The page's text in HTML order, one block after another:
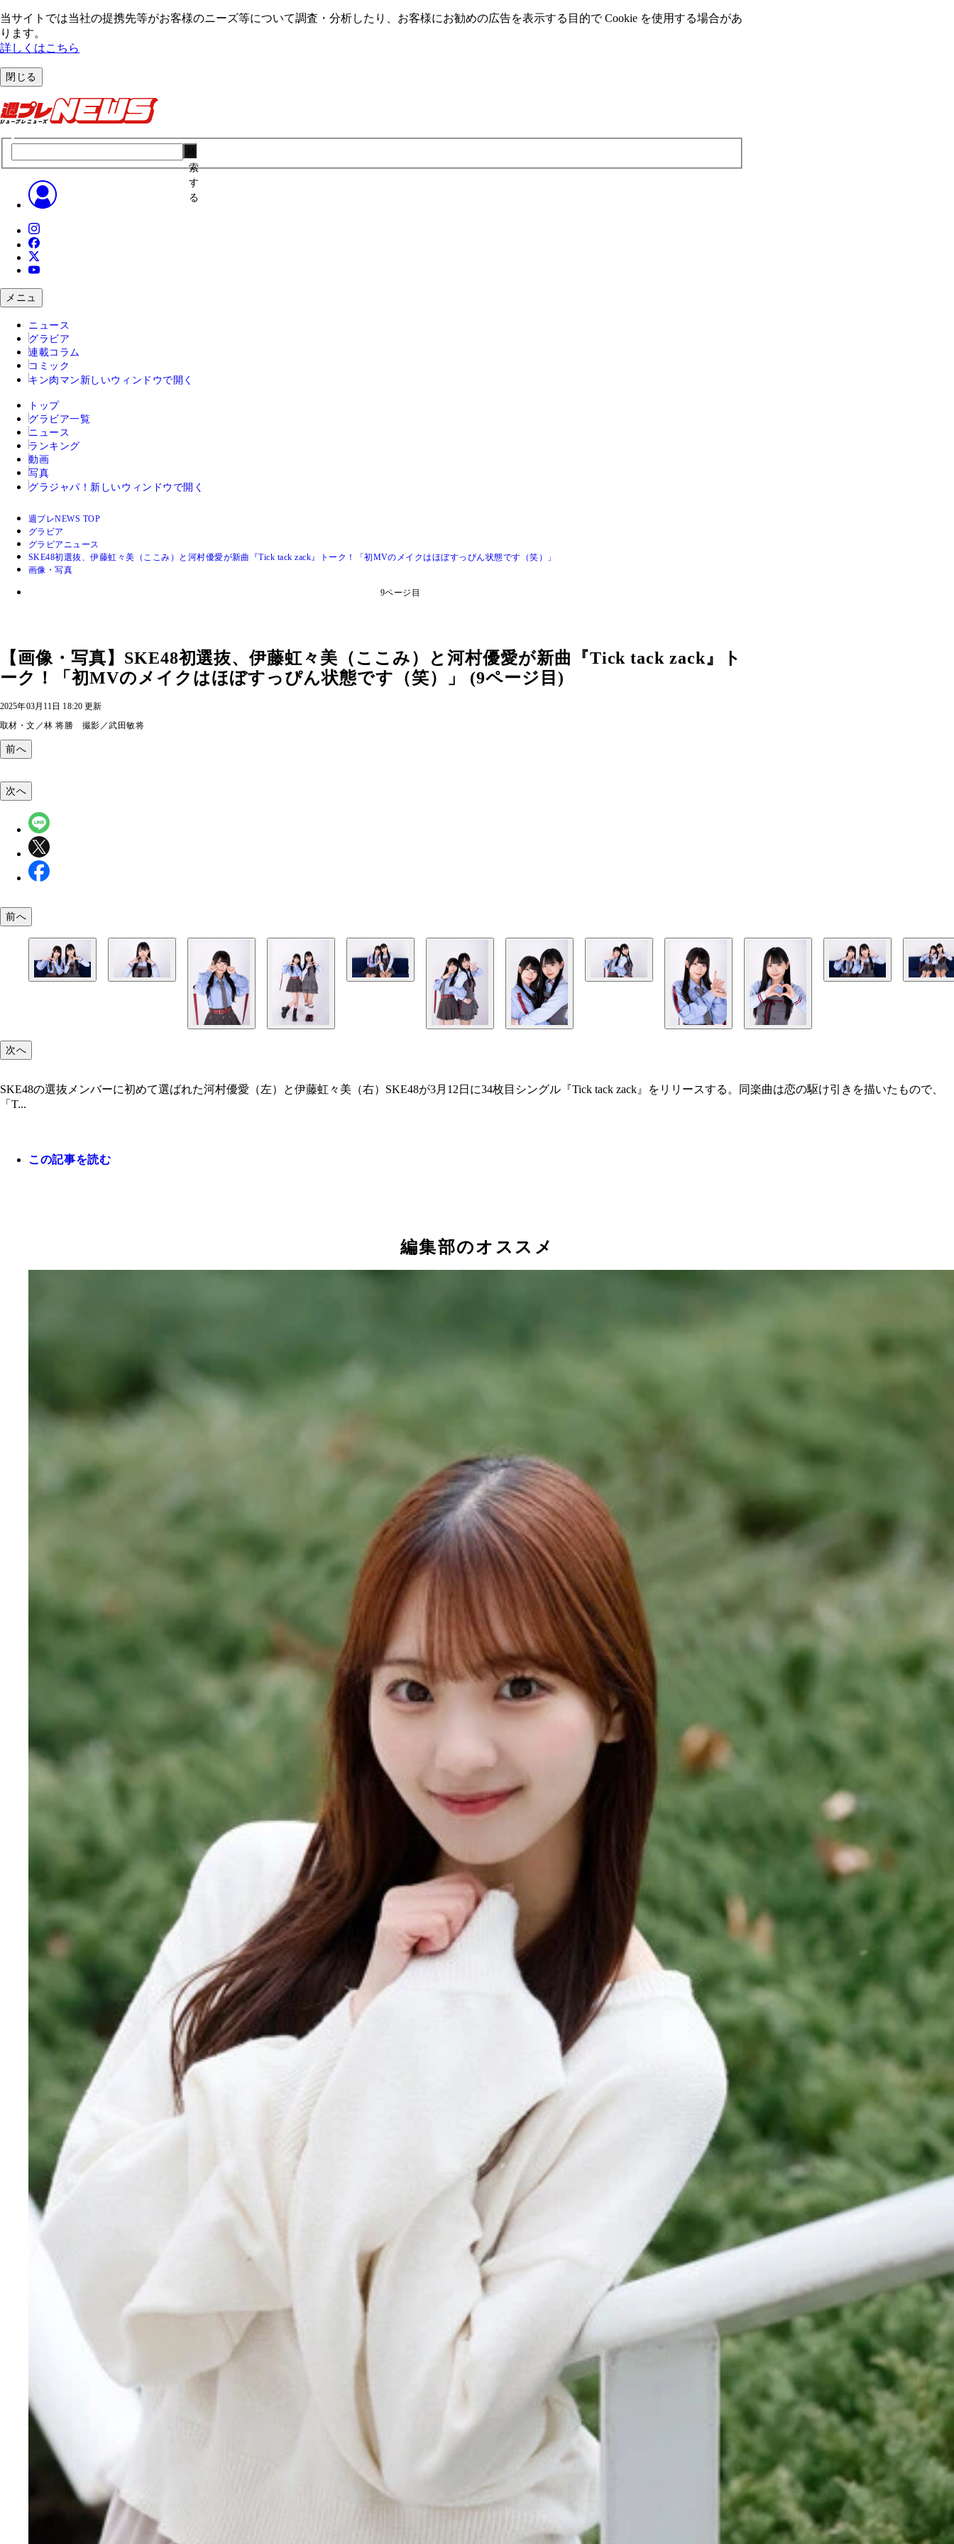
当サイトでは当社の提携先等がお客様のニーズ等について調査・分析したり、お客様にお勧めの広告を表⽰する⽬的で Cookie を使⽤する場合があ
ります。
詳しくはこちら
閉じる
索
す
る
メニュ
ニュース
グラビア
連載コラム
コミック
キン肉マン 新しいウィンドウで開く
トップ
グラビア一覧
ニュース
ランキング
動画
写真
グラジャパ！ 新しいウィンドウで開く
週プレNEWS TOP
グラビア
グラビアニュース
SKE48初選抜、伊藤虹々美（ここみ）と河村優愛が新曲『Tick tack zack』トーク！「初MVのメイクはほぼすっぴん状態です（笑）」
画像・写真
9ページ目
【画像・写真】SKE48初選抜、伊藤虹々美（ここみ）と河村優愛が新曲『Tick tack zack』ト
ーク！「初MVのメイクはほぼすっぴん状態です（笑）」 (9ページ目)
2025年03月11日 18:20 更新
取材・文／林 将勝 撮影／武田敏将
前へ
12期生の伊藤虹々美
次へ
前へ
次へ
SKE48の選抜メンバーに初めて選ばれた河村優愛（左）と伊藤虹々美（右）SKE48が3月12日に34枚目シングル『Tick tack zack』をリリースする。同楽曲は恋の駆け引きを描いたもので、
「T...
この記事を読む
編集部のオススメ